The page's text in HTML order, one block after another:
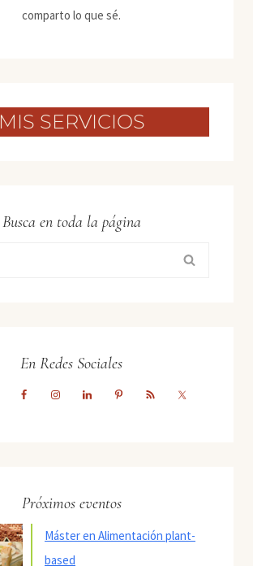
comparto lo que sé.
MIS SERVICIOS
Busca en toda la página
En Redes Sociales
Próximos eventos
Máster en Alimentación plant-
based